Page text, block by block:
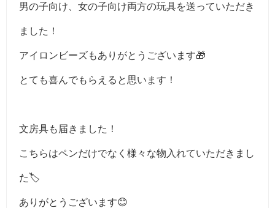
男の子向け、女の子向け両方の玩具を送っていただき
ました！
アイロンビーズもありがとうございます🎁
とても喜んでもらえると思います！
文房具も届きました！
こちらはペンだけでなく様々な物入れていただきまし
た🏷️
ありがとうございます😊